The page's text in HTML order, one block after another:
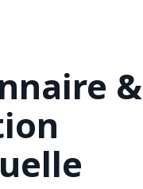
&